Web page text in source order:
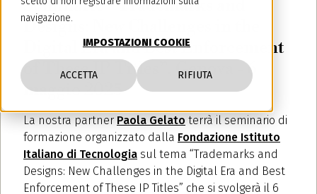
navigazione.
IMPOSTAZIONI COOKIE
ACCETTA RIFIUTA
Seminario “Trademarks and
Designs: New Challenges in the
Digital Era and Best Enforcement
of These IP Titles”, Genova - 6
maggio 2025
La nostra partner Paola Gelato terrà il seminario di
formazione organizzato dalla Fondazione Istituto
Italiano di Tecnologia sul tema “Trademarks and
Designs: New Challenges in the Digital Era and Best
Enforcement of These IP Titles” che si svolgerà il 6